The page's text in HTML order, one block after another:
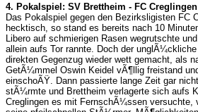
4. Pokalspiel: SV Brettheim - FC
Das Pokalspiel gegen den Bezirksligisten FC
hecktisch, so stand es bereits nach 10
Libero auf schmierigen Rasen wegrutschte
allein aufs Tor rannte. Doch der
direkten Gegenzug wieder wett gemacht, als
GetÃ¼mmel Oswin Keidel vÃ¶llig freistand
einschoÃŸ. Dann passierte lange Zeit gar
stÃ¼rmte und Brettheim verlagerte sich aufs
Creglingen es mit FernschÃ¼ssen versuchte,